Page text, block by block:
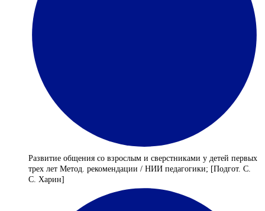
Развитие общения со взрослым и сверстниками у детей первых
трех лет Метод. рекомендации / НИИ педагогики; [Подгот. С.
С. Харин]